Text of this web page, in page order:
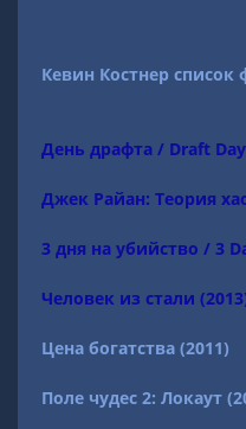
Кевин Костнер
День драфта / Draft Day
Джек Райан: Теория
3 дня на убийство / 3
Человек из стали
Цена богатства (2011)
Поле чудес 2: Локаут